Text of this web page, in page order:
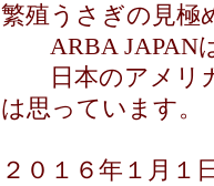
繁殖うさぎの見極
ARBA JAPANは
日本のアメリカ
は思っています。
２０１６年１月